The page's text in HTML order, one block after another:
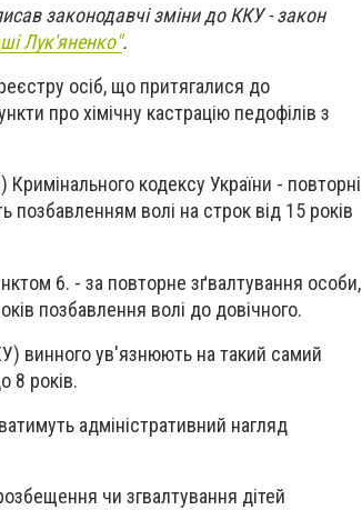
законодавчі зміни до ККУ - закон
Лук'яненко".
осіб, що притягалися до
про хімічну кастрацію педофілів з
кодексу України - повторні
позбавленням волі на строк від 15 років
6. - за повторне зґвалтування особи,
позбавлення волі до довічного.
винного ув'язнюють на такий самий
8 років.
адміністративний нагляд
чи згвалтування дітей